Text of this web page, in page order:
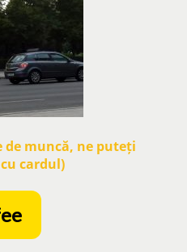
muncă, ne puteți
cardul)